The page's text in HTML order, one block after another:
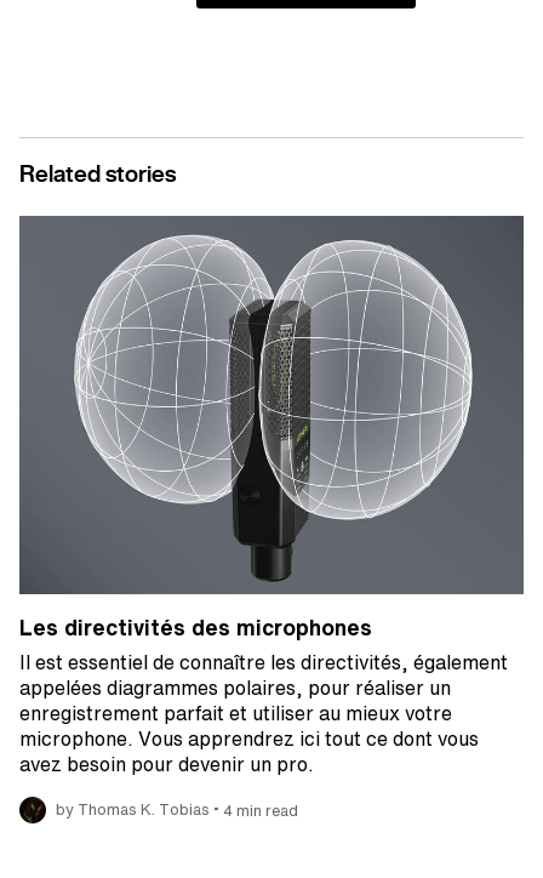
Related stories
Les directivités des microphones
Il est essentiel de connaître les directivités, également
appelées diagrammes polaires, pour réaliser un
enregistrement parfait et utiliser au mieux votre
microphone. Vous apprendrez ici tout ce dont vous
avez besoin pour devenir un pro.
by Thomas K. Tobias • 4 min read